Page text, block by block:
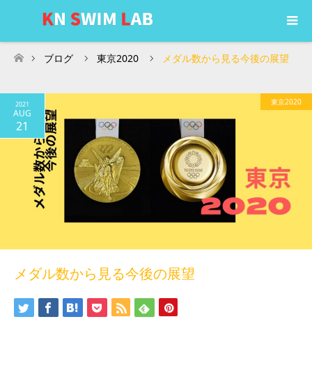
ホーム
ブログ 東京2020 メダル数から見る今後の展望
2021
AUG
21
東京2020
メダル数から見る今後の展望